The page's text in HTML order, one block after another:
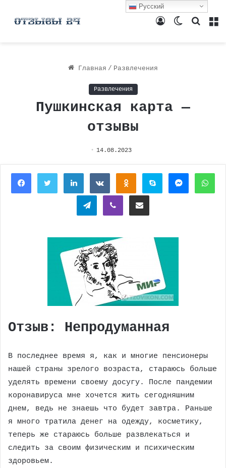
Поиск
Switch
Войти
Главная / Развлечения
Развлечения
Пушкинская карта —
отзывы
14.08.2023
FacebookTwitterLinkedInВконтактеОдноклассники
Skype Messenger
TelegramViber Поделиться через электронную почту
Отзыв: Непродуманная
В последнее время я, как и многие пенсионеры
нашей страны зрелого возраста, стараюсь больше
уделять времени своему досугу. После пандемии
коронавируса мне хочется жить сегодняшним
днем, ведь не знаешь что будет завтра. Раньше
я много тратила денег на одежду, косметику,
теперь же стараюсь больше развлекаться и
следить за своим физическим и психическим
здоровьем.
Русский